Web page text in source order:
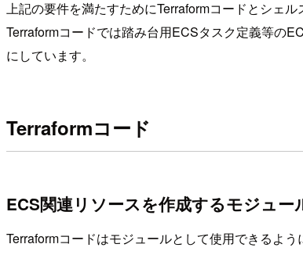
上記の要件を満たすためにTerraformコードとシェル
Terraformコードでは踏み台用ECSタスク定義等の
にしています。
Terraformコード
ECS関連リソースを作成するモジュー
Terraformコードはモジュールとして使用できるよう